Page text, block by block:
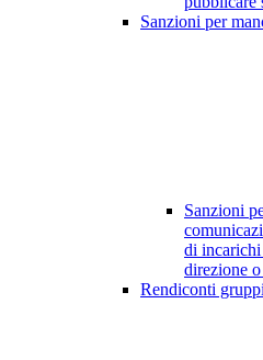
Sanzioni per
Sanzioni
di
direzione
Rendiconti